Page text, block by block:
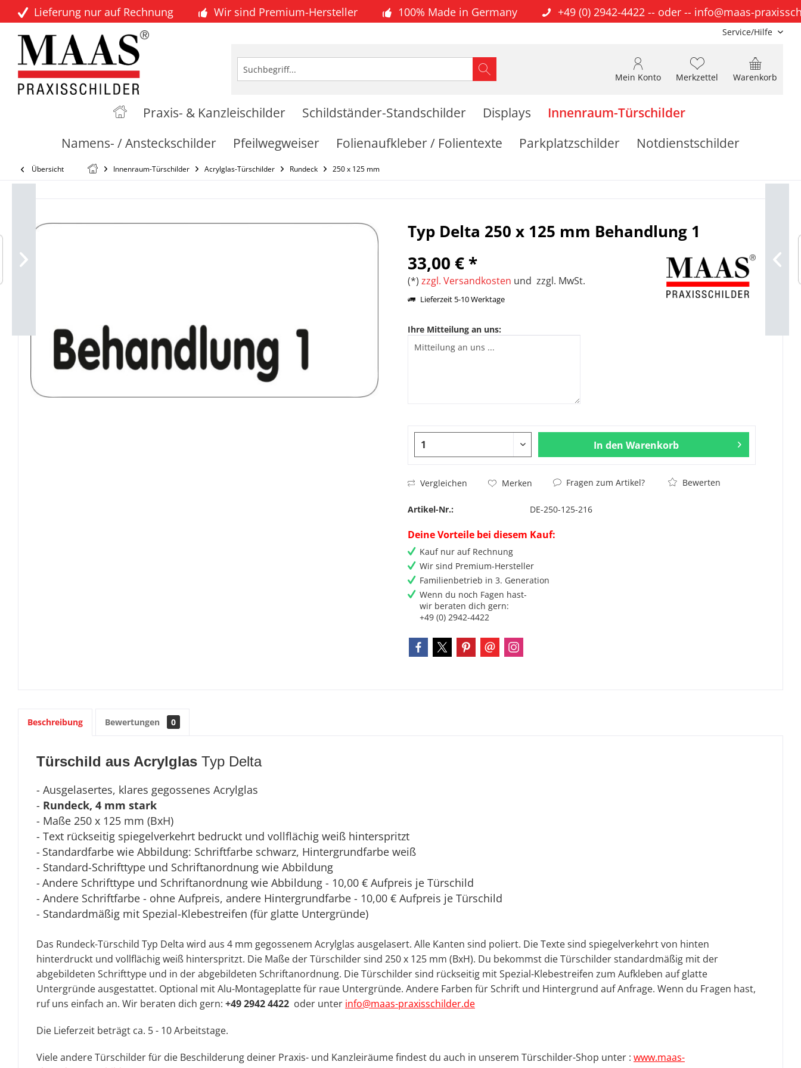
Lieferung nur auf Rechnung Wir sind Premium-Hersteller 100% Made in Germany +49 (0) 2942-4422 -- oder -- info@maas-
Service/Hilfe
Warenkorb
Merkzettel
Mein Konto
Praxis- & Kanzleischilder Schildständer-Standschilder Displays
Innenraum-Türschilder
Namens- / Ansteckschilder
Pfeilwegweiser Folienaufkleber / Folientexte Parkplatzschilder Notdienstschilder
Übersicht Innenraum-Türschilder Acrylglas-Türschilder Rundeck 250 x 125 mm
Typ Delta 250 x 125 mm Behandlung 1
33,00 € *
(*)zzgl. Versandkosten und zzgl. MwSt.
Lieferzeit 5-10 Werktage
Ihre Mitteilung an uns:
In den Warenkorb
Vergleichen Merken Fragen zum Artikel? Bewerten
Artikel-Nr.: DE-250-125-216
Deine Vorteile bei diesem Kauf:
Kauf nur auf Rechnung
Wir sind Premium-Hersteller
Familienbetrieb in 3. Generation
Wenn du noch Fagen hast-
wir beraten dich gern:
+49 (0) 2942-4422
Beschreibung Bewertungen 0
Türschild aus Acrylglas Typ Delta
- Ausgelasertes, klares gegossenes Acrylglas
- Rundeck, 4 mm stark
- Maße 250 x 125 mm (BxH)
- Text rückseitig spiegelverkehrt bedruckt und vollflächig weiß hinterspritzt
- Standardfarbe wie Abbildung: Schriftfarbe schwarz, Hintergrundfarbe weiß
- Standard-Schrifttype und Schriftanordnung wie Abbildung
- Andere Schrifttype und Schriftanordnung wie Abbildung - 10,00 € Aufpreis je Türschild
- Andere Schriftfarbe - ohne Aufpreis, andere Hintergrundfarbe - 10,00 € Aufpreis je Türschild
- Standardmäßig mit Spezial-Klebestreifen (für glatte Untergründe)
Das Rundeck-Türschild Typ Delta wird aus 4 mm gegossenem Acrylglas ausgelasert. Alle Kanten sind poliert. Die Texte sind spiegelverkehrt von hinten
hinterdruckt und vollflächig weiß hinterspritzt. Die Maße der Türschilder sind 250 x 125 mm (BxH). Du bekommst die Türschilder standardmäßig mit der
abgebildeten Schrifttype und in der abgebildeten Schriftanordnung. Die Türschilder sind rückseitig mit Spezial-Klebestreifen zum Aufkleben auf glatte
Untergründe ausgestattet. Optional mit Alu-Montageplatte für raue Untergründe. Andere Farben für Schrift und Hintergrund auf Anfrage. Wenn du Fragen hast,
ruf uns einfach an. Wir beraten dich gern: +49 2942 4422 oder unter info@maas-praxisschilder.de
Die Lieferzeit beträgt ca. 5 - 10 Arbeitstage.
Viele andere Türschilder für die Beschilderung deiner Praxis- und Kanzleiräume findest du auch in unserem Türschilder-Shop unter : www.maas-